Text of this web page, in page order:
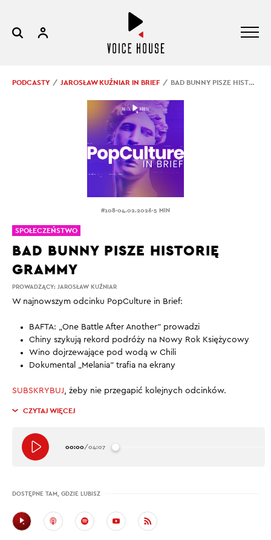
PODCASTY JAROSŁAW KUŹNIAR IN BRIEF BAD BUNNY PISZE HISTORIĘ GRAMMY
#108.04.02.2026.5 MIN
PROWADZĄCY: JAROSŁAW KUŹNIAR
BAD BUNNY PISZE HISTORIĘ
GRAMMY
W najnowszym odcinku PopCulture in Brief:
BAFTA: „One Battle After Another” prowadzi
Chiny szykują rekord podróży na Nowy Rok Księżycowy
Wino dojrzewające pod wodą w Chili
Dokumental „Melania” trafia na ekrany
SUBSKRYBUJ, żeby nie przegapić kolejnych odcinków.
CZYTAJ WIĘCEJ
00:00/04:07
DOSTĘPNE TAM, GDZIE LUBISZ
SPOŁECZEŃSTWO